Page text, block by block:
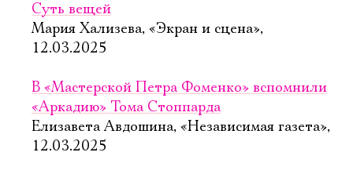
Суть вещей
Мария Хализева, «Экран и сцена»,
12.03.2025
В «Мастерской Петра Фоменко» вспомнили
«Аркадию» Тома Стоппарда
Елизавета Авдошина, «Независимая газета»,
12.03.2025